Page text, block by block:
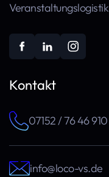
Veranstaltungs­logistik
Kontakt
07152 / 76 46 910
info@loco-vs.de